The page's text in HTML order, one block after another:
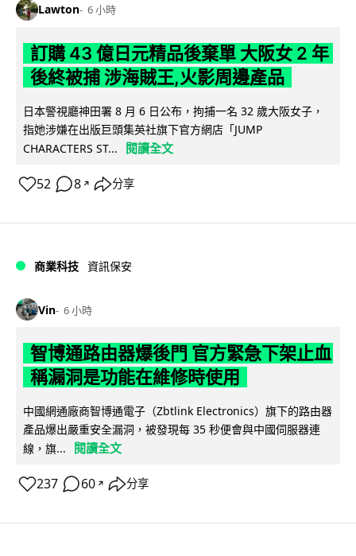
Lawton 6 小時
訂購 43 億日元精品後棄單 大阪女 2 年
後終被捕 涉海賊王,火影周邊產品
日本警視廳神田署 8 月 6 日公布，拘捕一名 32 歲大阪女子，
指她涉嫌在出版巨頭集英社旗下官方網店「JUMP
CHARACTERS ST...
閱讀全文
52 8 ↗ 分享
商業科技 資訊保安
Vin 6 小時
智博通路由器爆後門 官方緊急下架止血
稱漏洞是功能在維修時使用
中國網通廠商智博通電子（Zbtlink Electronics）旗下的路由器
產品爆出嚴重安全漏洞，被發現每 35 秒便會與中國伺服器連
線，旗...
閱讀全文
237 60 ↗ 分享